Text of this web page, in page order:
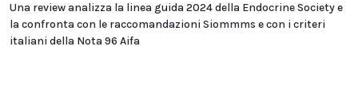
Una review analizza la linea guida 2024 della Endocrine Society e
la confronta con le raccomandazioni Siommms e con i criteri
italiani della Nota 96 Aifa